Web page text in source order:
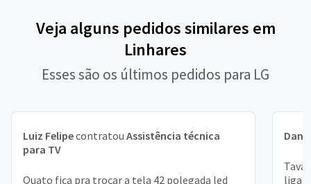
Veja alguns pedidos similares em
Linhares
Esses são os últimos pedidos para LG
Luiz Felipecontratou Assistência técnica
para TV
Quato fica pra trocar a tela 42 polegada led
Tava
liga